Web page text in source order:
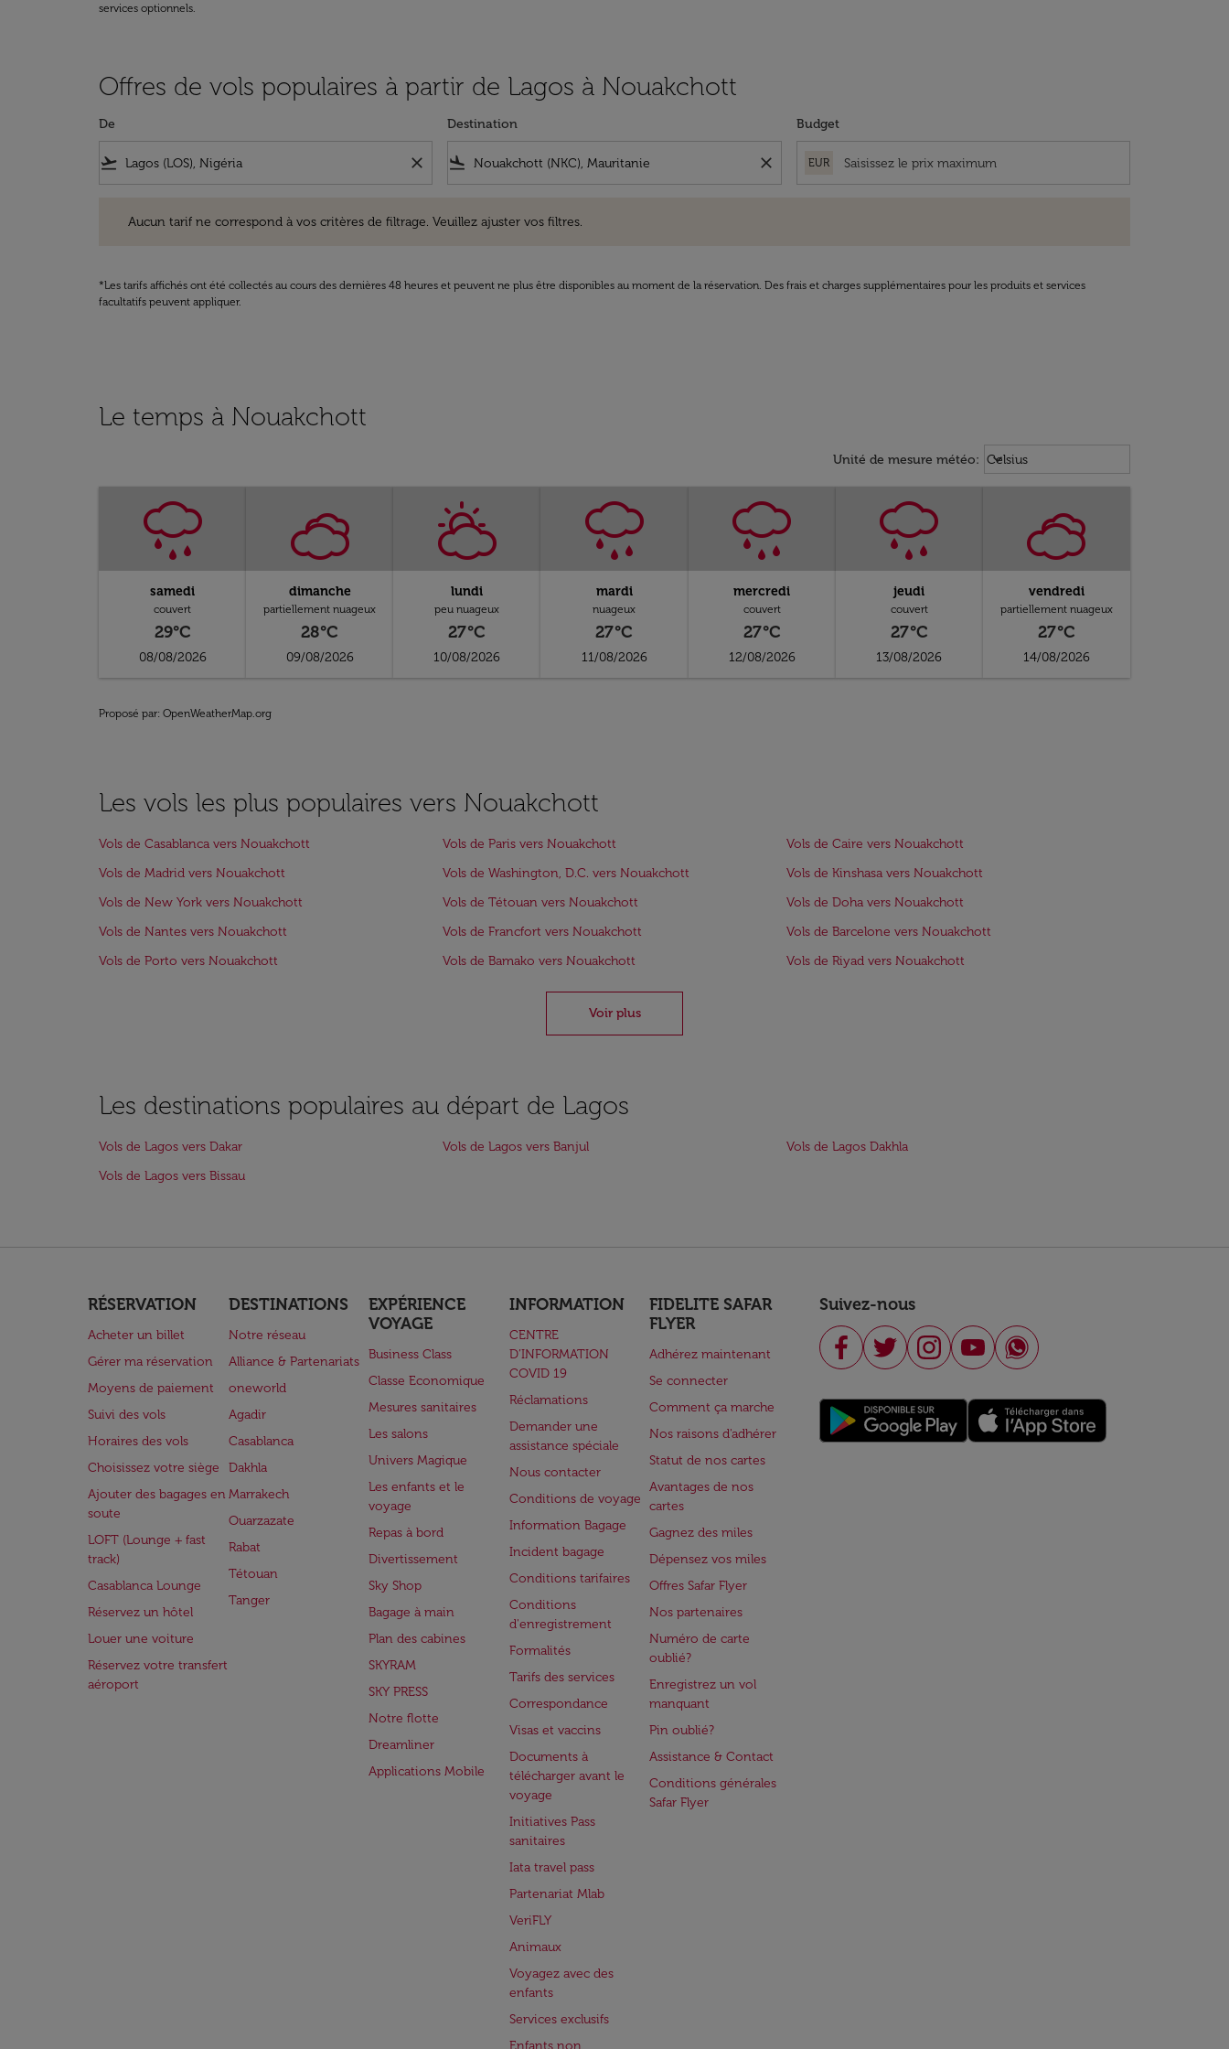
services optionnels.
Offres de vols populaires à partir de Lagos à Nouakchott
De
flight_takeoff close
Destination
flight_land close
Budget
EUR
Aucun tarif ne correspond à vos critères de filtrage. Veuillez ajuster vos filtres.
*Les tarifs affichés ont été collectés au cours des dernières 48 heures et peuvent ne plus être disponibles au moment de la réservation. Des frais et charges supplémentaires pour les produits et services
facultatifs peuvent appliquer.
Le temps à Nouakchott
Unité de mesure météo: Weather unit option Celsius
Celsius
keyboard_arrow_down
samedi
couvert
29°C
08/08/2026
dimanche
partiellement nuageux
28°C
09/08/2026
lundi
peu nuageux
27°C
10/08/2026
mardi
nuageux
27°C
11/08/2026
mercredi
couvert
27°C
12/08/2026
jeudi
couvert
27°C
13/08/2026
vendredi
partiellement nuageux
27°C
14/08/2026
Proposé par: OpenWeatherMap.org
Les vols les plus populaires vers Nouakchott
Vols de Casablanca vers Nouakchott Vols de Paris vers Nouakchott
Vols de Caire vers Nouakchott
Vols de Madrid vers Nouakchott
Vols de Washington, D.C. vers Nouakchott
Vols de Kinshasa vers Nouakchott
Vols de New York vers Nouakchott
Vols de Tétouan vers Nouakchott
Vols de Doha vers Nouakchott
Vols de Nantes vers Nouakchott
Vols de Francfort vers Nouakchott
Vols de Barcelone vers Nouakchott
Vols de Porto vers Nouakchott
Vols de Bamako vers Nouakchott Vols de Riyad vers Nouakchott
Voir plus
Les destinations populaires au départ de Lagos
Vols de Lagos vers Dakar Vols de Lagos vers Banjul
Vols de Lagos Dakhla
Vols de Lagos vers Bissau
RÉSERVATION
Acheter un billet
Gérer ma réservation
Moyens de paiement
Suivi des vols
Horaires des vols
Choisissez votre siège
Ajouter des bagages en
soute
LOFT (Lounge + fast
track)
Casablanca Lounge
Réservez un hôtel
Louer une voiture
Réservez votre transfert
aéroport
DESTINATIONS
Notre réseau
Alliance & Partenariats
oneworld
Agadir
Casablanca
Dakhla
Marrakech
Ouarzazate
Rabat
Tétouan
Tanger
EXPÉRIENCE
VOYAGE
Business Class
Classe Economique
Mesures sanitaires
Les salons
Univers Magique
Les enfants et le
voyage
Repas à bord
Divertissement
Sky Shop
Bagage à main
Plan des cabines
SKYRAM
SKY PRESS
Notre flotte
Dreamliner
Applications Mobile
INFORMATION
CENTRE
D’INFORMATION
COVID 19
Réclamations
Demander une
assistance spéciale
Nous contacter
Conditions de voyage
Information Bagage
Incident bagage
Conditions tarifaires
Conditions
d'enregistrement
Formalités
Tarifs des services
Correspondance
Visas et vaccins
Documents à
télécharger avant le
voyage
Initiatives Pass
sanitaires
Iata travel pass
Partenariat Mlab
VeriFLY
Animaux
Voyagez avec des
enfants
Services exclusifs
Enfants non
FIDELITE SAFAR
FLYER
Adhérez maintenant
Se connecter
Comment ça marche
Nos raisons d'adhérer
Statut de nos cartes
Avantages de nos
cartes
Gagnez des miles
Dépensez vos miles
Offres Safar Flyer
Nos partenaires
Numéro de carte
oublié?
Enregistrez un vol
manquant
Pin oublié?
Assistance & Contact
Conditions générales
Safar Flyer
Suivez-nous